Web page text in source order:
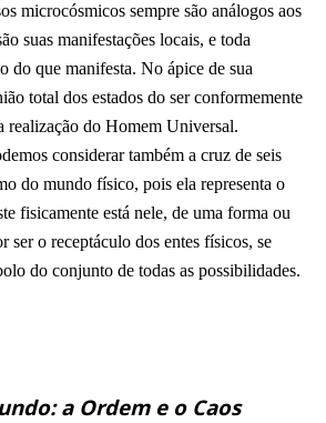
microcósmicos sempre são análogos aos
suas manifestações locais, e toda
do que manifesta. No ápice de sua
total dos estados do ser conformemente
realização do Homem Universal.
considerar também a cruz de seis
do mundo físico, pois ela representa o
fisicamente está nele, de uma forma ou
ser o receptáculo dos entes físicos, se
do conjunto de todas as possibilidades.
a Ordem e o Caos